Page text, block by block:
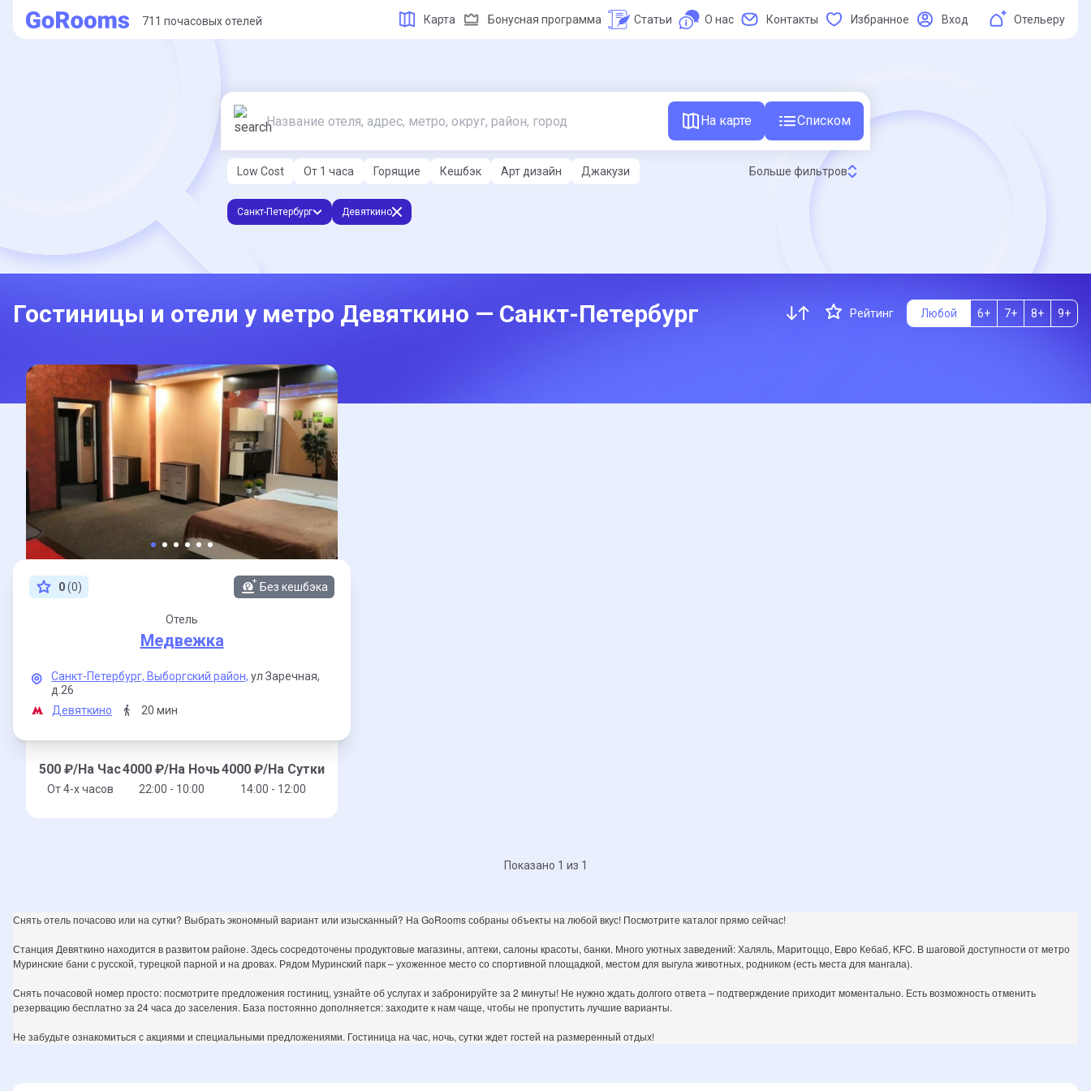
711 почасовых отелей Карта Бонусная программа Статьи О нас Контакты Избранное Вход Отельеру
На карте Списком
Low Cost От 1 часа Горящие Кешбэк Арт дизайн Джакузи Больше фильтров
Санкт-Петербург Девяткино
Гостиницы и отели у метро Девяткино — Санкт-Петербург Рейтинг Любой 6+ 7+ 8+ 9+
0(0) Без кешбэка
Отель
Медвежка
Санкт-Петербург, Выборгский район, ул Заречная,
д.26
Девяткино
20 мин
500 ₽/На Час
От 4-x часов
4000 ₽/На Ночь
22:00 - 10:00
4000 ₽/На Сутки
14:00 - 12:00
Показано 1 из 1
Снять отель почасово или на сутки? Выбрать экономный вариант или изысканный? На GoRooms собраны объекты на любой вкус! Посмотрите каталог прямо сейчас!
Станция Девяткино находится в развитом районе. Здесь сосредоточены продуктовые магазины, аптеки, салоны красоты, банки. Много уютных заведений: Халяль, Маритоццо, Евро Кебаб, KFC. В шаговой доступности от метро
Муринские бани с русской, турецкой парной и на дровах. Рядом Муринский парк – ухоженное место со спортивной площадкой, местом для выгула животных, родником (есть места для мангала).
Снять почасовой номер просто: посмотрите предложения гостиниц, узнайте об услугах и забронируйте за 2 минуты! Не нужно ждать долгого ответа – подтверждение приходит моментально. Есть возможность отменить
резервацию бесплатно за 24 часа до заселения. База постоянно дополняется: заходите к нам чаще, чтобы не пропустить лучшие варианты.
Не забудьте ознакомиться с акциями и специальными предложениями. Гостиница на час, ночь, сутки ждет гостей на размеренный отдых!